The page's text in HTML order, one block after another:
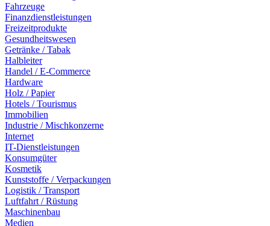
Fahrzeuge
Finanzdienstleistungen
Freizeitprodukte
Gesundheitswesen
Getränke / Tabak
Halbleiter
Handel / E-Commerce
Hardware
Holz / Papier
Hotels / Tourismus
Immobilien
Industrie / Mischkonzerne
Internet
IT-Dienstleistungen
Konsumgüter
Kosmetik
Kunststoffe / Verpackungen
Logistik / Transport
Luftfahrt / Rüstung
Maschinenbau
Medien